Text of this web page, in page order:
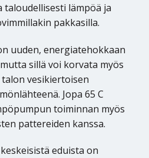
lämpöä ja
pakkasilla.
uuden, energiatehokkaan
sillä voi korvata myös
vesikiertoisen
Jopa 65 C
toiminnan myös
pattereiden kanssa.
eduista on